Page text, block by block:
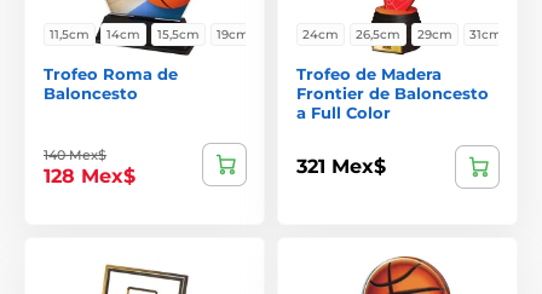
11,5cm 14cm 15,5cm 19cm
Trofeo Roma de
Baloncesto
140 Mex$
128 Mex$
24cm 26,5cm 29cm 31cm
Trofeo de Madera
Frontier de Baloncesto
a Full Color
321 Mex$